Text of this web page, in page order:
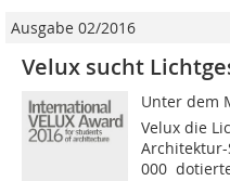
Ausgabe 02/2016
Velux sucht
Unter dem
Velux die
000 